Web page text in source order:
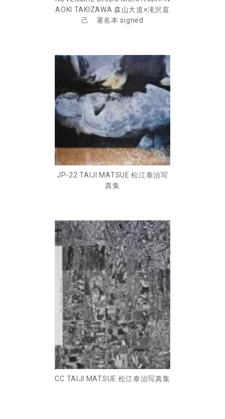
AOKI TAKIZAWA 森山大道×滝沢直
己 署名本 signed
JP-22 TAIJI MATSUE 松江泰治写
真集
CC TAIJI MATSUE 松江泰治写真集